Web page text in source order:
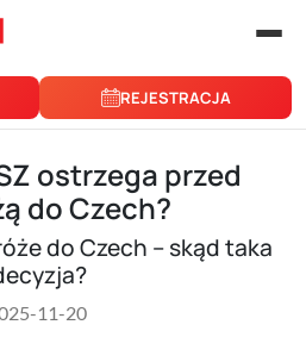
REJESTRACJA
ostrzega przed
do Czech?
do Czech – skąd taka
11-20